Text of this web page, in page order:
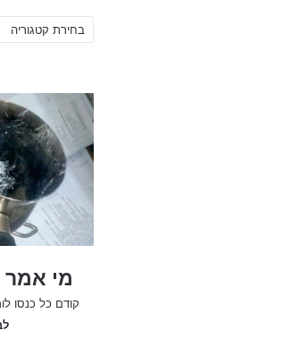
חיפוש
לפי
מי אמר
קודם כל כנסו